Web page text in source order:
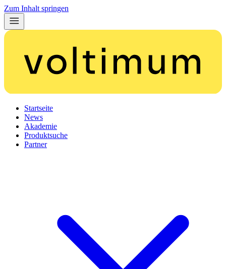
Zum Inhalt springen
Startseite
News
Akademie
Produktsuche
Partner